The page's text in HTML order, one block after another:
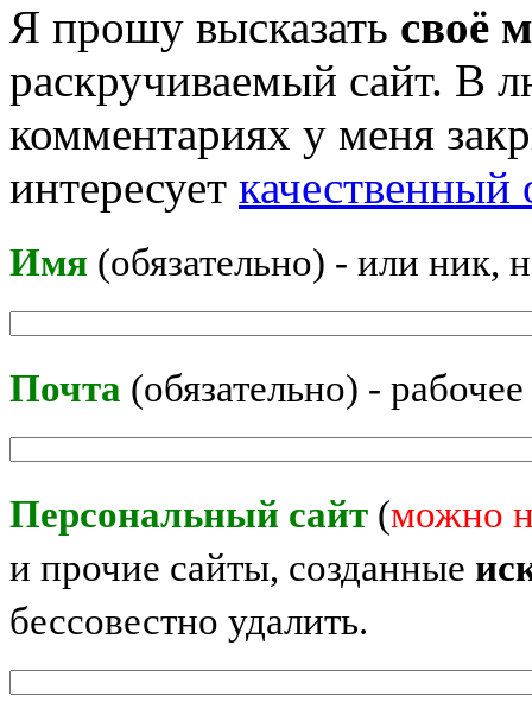
Я прошу высказать своё
раскручиваемый сайт. В
комментариях у меня
интересует
Имя (обязательно) - или ник,
Почта (обязательно) -
Персональный сайт (можно
и прочие сайты, созданные
бессовестно удалить.